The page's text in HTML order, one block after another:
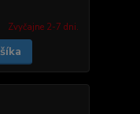
Zvyčajne 2-7 dni.